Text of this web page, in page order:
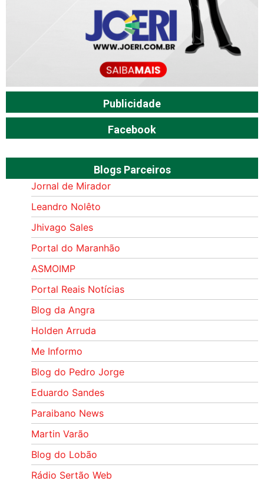
Publicidade
Facebook
Blogs Parceiros
Jornal de Mirador
Leandro Nolêto
Jhivago Sales
Portal do Maranhão
ASMOIMP
Portal Reais Notí­cias
Blog da Angra
Holden Arruda
Me Informo
Blog do Pedro Jorge
Eduardo Sandes
Paraibano News
Martin Varão
Blog do Lobão
Rádio Sertão Web